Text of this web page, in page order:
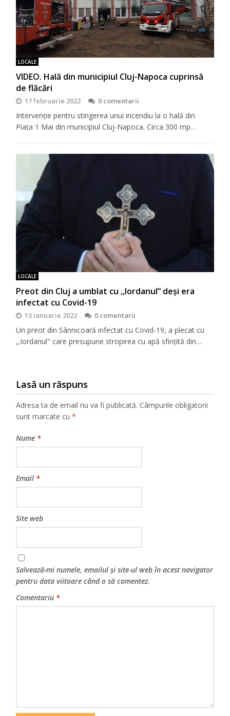
LOCALE
VIDEO. Hală din municipiul Cluj-Napoca cuprinsă
de flăcări
17 februarie 2022 0 comentarii
Intervenție pentru stingerea unui incendiu la o hală din
Piața 1 Mai din municipiul Cluj-Napoca. Circa 300 mp…
LOCALE
Preot din Cluj a umblat cu ,,Iordanul” deși era
infectat cu Covid-19
13 ianuarie 2022 0 comentarii
Un preot din Sânnicoară infectat cu Covid-19, a plecat cu
,,Iordanul" care presupune stropirea cu apă sfințită din…
Lasă un răspuns
Adresa ta de email nu va fi publicată. Câmpurile obligatorii
sunt marcate cu*
Nume *
Email *
Site web
Salvează-mi numele, emailul și site-ul web în acest navigator
pentru data viitoare când o să comentez.
Comentariu *